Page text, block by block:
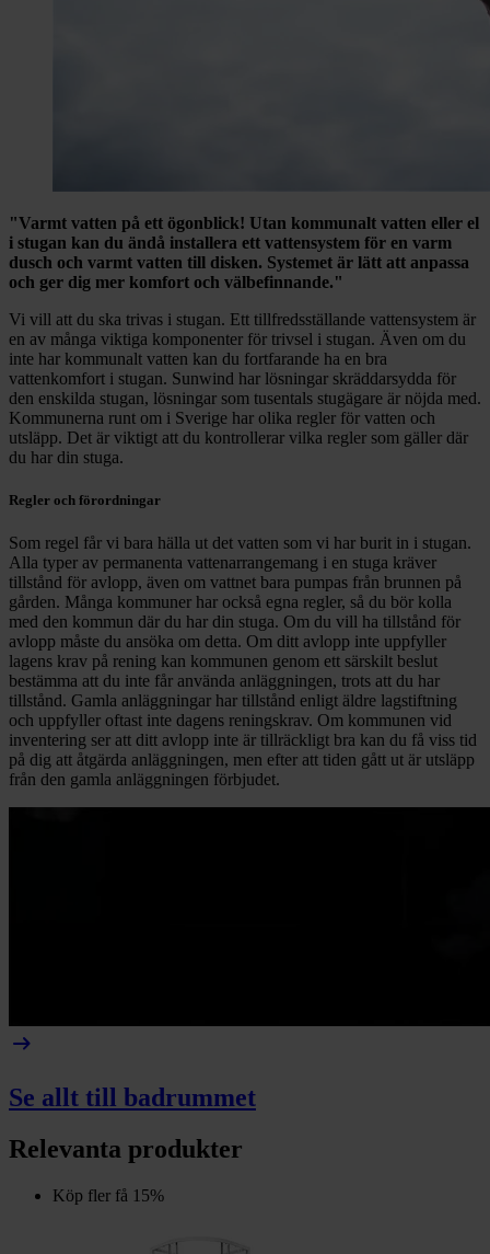
"Varmt vatten på ett ögonblick! Utan kommunalt vatten eller el
i stugan kan du ändå installera ett vattensystem för en varm
dusch och varmt vatten till disken. Systemet är lätt att anpassa
och ger dig mer komfort och välbefinnande."
Vi vill att du ska trivas i stugan. Ett tillfredsställande vattensystem är
en av många viktiga komponenter för trivsel i stugan. Även om du
inte har kommunalt vatten kan du fortfarande ha en bra
vattenkomfort i stugan. Sunwind har lösningar skräddarsydda för
den enskilda stugan, lösningar som tusentals stugägare är nöjda med.
Kommunerna runt om i Sverige har olika regler för vatten och
utsläpp. Det är viktigt att du kontrollerar vilka regler som gäller där
du har din stuga.
Regler och förordningar
Som regel får vi bara hälla ut det vatten som vi har burit in i stugan.
Alla typer av permanenta vattenarrangemang i en stuga kräver
tillstånd för avlopp, även om vattnet bara pumpas från brunnen på
gården. Många kommuner har också egna regler, så du bör kolla
med den kommun där du har din stuga. Om du vill ha tillstånd för
avlopp måste du ansöka om detta. Om ditt avlopp inte uppfyller
lagens krav på rening kan kommunen genom ett särskilt beslut
bestämma att du inte får använda anläggningen, trots att du har
tillstånd. Gamla anläggningar har tillstånd enligt äldre lagstiftning
och uppfyller oftast inte dagens reningskrav. Om kommunen vid
inventering ser att ditt avlopp inte är tillräckligt bra kan du få viss tid
på dig att åtgärda anläggningen, men efter att tiden gått ut är utsläpp
från den gamla anläggningen förbjudet.
arrow_right_alt
Se allt till badrummet
Relevanta produkter
Köp fler få 15%